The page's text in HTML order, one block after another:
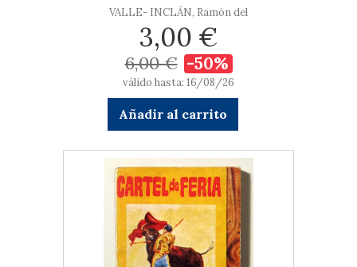
VALLE- INCLÁN, Ramón del
3,00 €
6,00 € -50%
válido hasta: 16/08/26
Añadir al carrito